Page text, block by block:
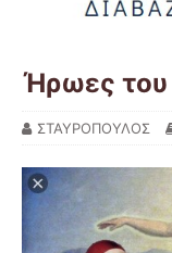
Ήρωες του
ΣΤΑΥΡΟΠΟΥΛΟΣ